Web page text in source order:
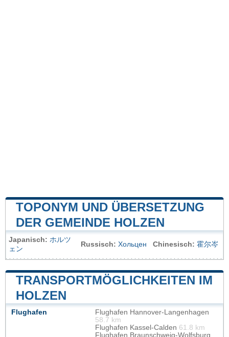
TOPONYM UND ÜBERSETZUNG
DER GEMEINDE HOLZEN
Japanisch: ホルツ
ェン
Russisch: Хольцен Chinesisch: 霍尔岑
TRANSPORTMÖGLICHKEITEN IM
HOLZEN
Flughafen
Flughafen Hannover-Langenhagen
58.7 km
Flughafen Kassel-Calden 61.8 km
Flughafen Braunschweig-Wolfsburg